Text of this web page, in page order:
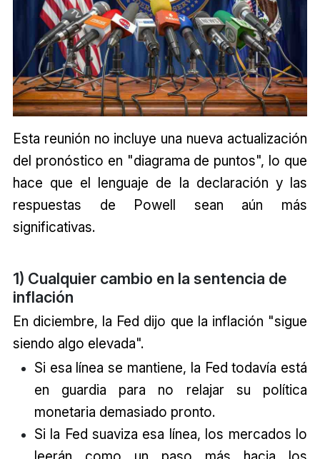
Esta reunión no incluye una nueva actualización
del pronóstico en "diagrama de puntos", lo que
hace que el lenguaje de la declaración y las
respuestas de Powell sean aún más
significativas.
1) Cualquier cambio en la sentencia de
inflación
En diciembre, la Fed dijo que la inflación "sigue
siendo algo elevada".
Si esa línea se mantiene, la Fed todavía está
en guardia para no relajar su política
monetaria demasiado pronto.
Si la Fed suaviza esa línea, los mercados lo